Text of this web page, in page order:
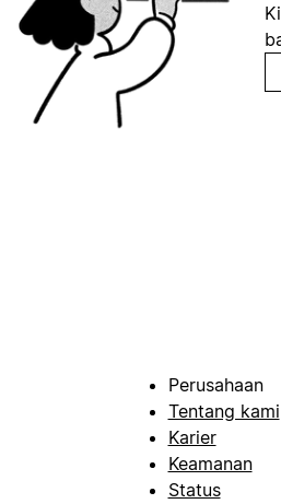
Perusahaan
Tentang kami
Karier
Keamanan
Status